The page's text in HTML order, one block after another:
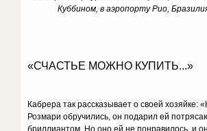
Куббином, в аэропорту Рио,
«СЧАСТЬЕ МОЖНО КУПИТЬ...»
Кабрера так рассказывает о своей хо­зяйке:
Розмари обручи­лись, он подарил ей
бриллиантом. Но оно ей не понравилось, и